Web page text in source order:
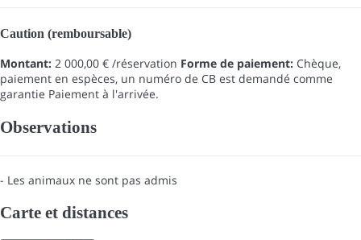
Caution (remboursable)
Montant: 2 000,00 € /réservation Forme de paiement: Chèque,
paiement en espèces, un numéro de CB est demandé comme
garantie Paiement à l'arrivée.
Observations
- Les animaux ne sont pas admis
Carte et distances